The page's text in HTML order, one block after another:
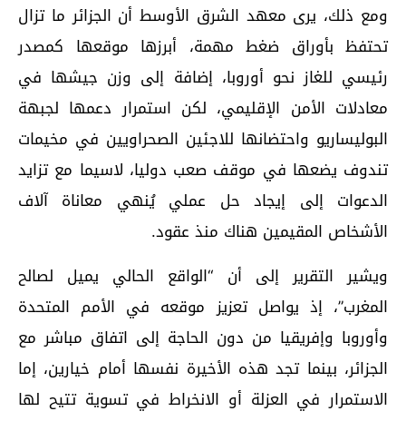
ومع ذلك، يرى معهد الشرق الأوسط أن الجزائر ما تزال
تحتفظ بأوراق ضغط مهمة، أبرزها موقعها كمصدر
رئيسي للغاز نحو أوروبا، إضافة إلى وزن جيشها في
معادلات الأمن الإقليمي، لكن استمرار دعمها لجبهة
البوليساريو واحتضانها للاجئين الصحراويين في مخيمات
تندوف يضعها في موقف صعب دوليا، لاسيما مع تزايد
الدعوات إلى إيجاد حل عملي يُنهي معاناة آلاف
الأشخاص المقيمين هناك منذ عقود.
ويشير التقرير إلى أن “الواقع الحالي يميل لصالح
المغرب”، إذ يواصل تعزيز موقعه في الأمم المتحدة
وأوروبا وإفريقيا من دون الحاجة إلى اتفاق مباشر مع
الجزائر، بينما تجد هذه الأخيرة نفسها أمام خيارين، إما
الاستمرار في العزلة أو الانخراط في تسوية تتيح لها